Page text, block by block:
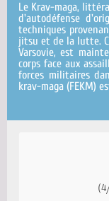
Le Krav-maga,
d'autodéfense
techniques
jitsu et de la lutte.
Varsovie, est
corps face aux
forces militaires
krav-maga (FEKM)